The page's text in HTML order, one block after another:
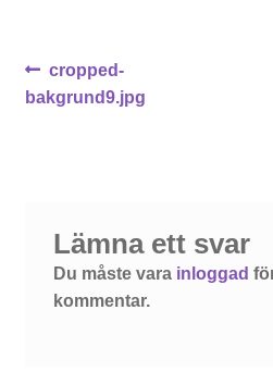
Föregående
inlägg:
cropped-
bakgrund9.jpg
Lämna ett svar
Du måste vara inloggad
kommentar.